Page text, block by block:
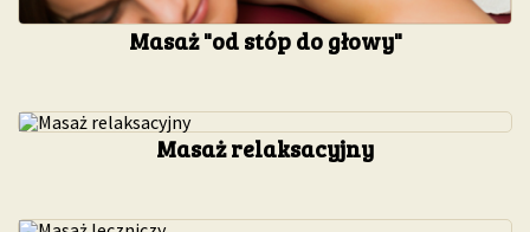
Masaż "od stóp do głowy"
Masaż relaksacyjny